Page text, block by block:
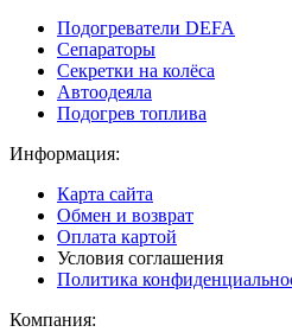
Подогреватели DEFA
Сепараторы
Секретки на колёса
Автоодеяла
Подогрев топлива
Информация:
Карта сайта
Обмен и возврат
Оплата картой
Условия соглашения
Политика
Компания: